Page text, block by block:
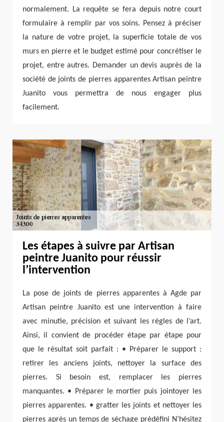
normalement. La requête se fera depuis notre court
formulaire à remplir par vos soins. Pensez à préciser
la nature de votre projet, la superficie totale de vos
murs en pierre et le budget estimé pour concrétiser le
projet, entre autres. Demander un devis auprès de la
société de joints de pierres apparentes Artisan peintre
Juanito vous permettra de nous engager plus
facilement.
Les étapes à suivre par Artisan
peintre Juanito pour réussir
l’intervention
La pose de joints de pierres apparentes à Agde par
Artisan peintre Juanito est une intervention à faire
avec minutie, précision et suivant les règles de l’art.
Ainsi, il convient de procéder étape par étape pour
que le résultat soit parfait : • Préparer le support :
retirer les anciens joints, nettoyer la surface des
pierres. Si besoin est, remplacer les pierres
manquantes. • Préparer le mortier puis jointoyer les
pierres apparentes. • gratter les joints et nettoyer les
pierres après un temps de séchage prédéfini N’hésitez